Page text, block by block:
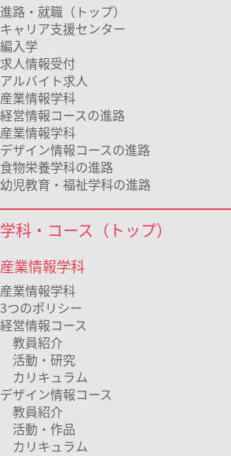
進路・就職（トップ）
キャリア支援センター
編入学
求人情報受付
アルバイト求人
産業情報学科
経営情報コースの進路
産業情報学科
デザイン情報コースの進路
食物栄養学科の進路
幼児教育・福祉学科の進路
学科・コース（トップ）
産業情報学科
産業情報学科
3つのポリシー
経営情報コース
教員紹介
活動・研究
カリキュラム
デザイン情報コース
教員紹介
活動・作品
カリキュラム